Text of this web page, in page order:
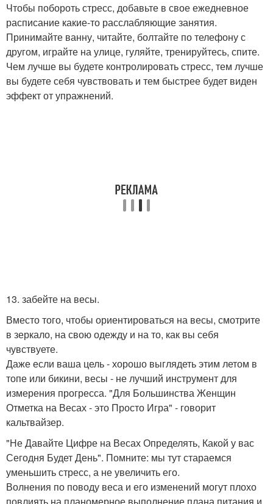
Чтобы побороть стресс, добавьте в свое ежедневное
расписание какие-то расслабляющие занятия.
Принимайте ванну, читайте, болтайте по телефону с
другом, играйте на улице, гуляйте, тренируйтесь, спите.
Чем лучше вы будете контролировать стресс, тем лучше
вы будете себя чувствовать и тем быстрее будет виден
эффект от упражнений.
13. забейте на весы.
Вместо того, чтобы ориентироваться на весы, смотрите
в зеркало, на свою одежду и на то, как вы себя
чувствуете.
Даже если ваша цель - хорошо выглядеть этим летом в
топе или бикини, весы - не лучший инструмент для
измерения прогресса. "Для Большинства Женщин
Отметка на Весах - это Просто Игра" - говорит
кальтвайзер.
"Не Давайте Цифре на Весах Определять, Какой у вас
Сегодня Будет День". Помните: мы тут стараемся
уменьшить стресс, а не увеличить его.
Волнения по поводу веса и его изменений могут плохо